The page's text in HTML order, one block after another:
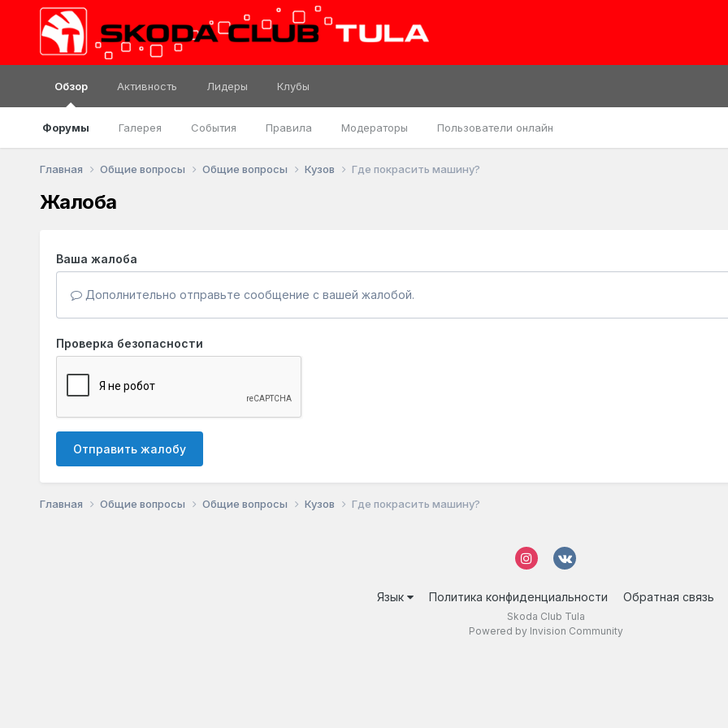
Обзор
Форумы Галерея События Правила Модераторы Пользователи онлайн
Активность Лидеры Клубы
Главная Общие вопросы Общие вопросы Кузов Где покрасить машину?
Жалоба
Ваша жалоба
Дополнительно отправьте сообщение с вашей жалобой.
Проверка безопасности
Отправить жалобу
Главная Общие вопросы Общие вопросы Кузов Где покрасить машину?
Язык Политика конфиденциальности Обратная связь
Skoda Club Tula
Powered by Invision Community